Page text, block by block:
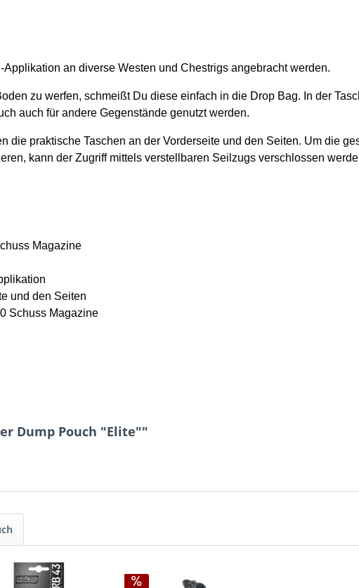
an diverse Westen und Chestrigs angebracht werden.
zu werfen, schmeißt Du diese einfach in die Drop Bag. In der
auch für andere Gegenstände genutzt werden.
die praktische Taschen an der Vorderseite und den Seiten. Um die
kann der Zugriff mittels verstellbaren Seilzugs verschlossen
Magazine
und den Seiten
Schuss Magazine
Dump Pouch "Elite""